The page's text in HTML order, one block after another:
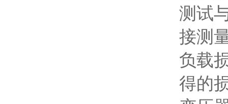
测试
接测
负载
得的